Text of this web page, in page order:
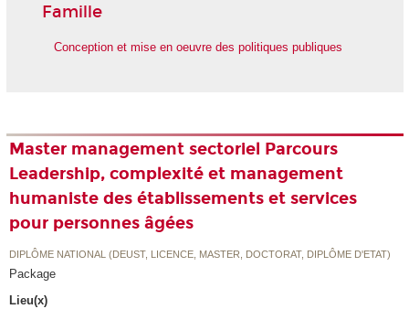
Famille
Conception et mise en oeuvre des politiques publiques
Master management sectoriel Parcours
Leadership, complexité et management
humaniste des établissements et services
pour personnes âgées
DIPLÔME NATIONAL (DEUST, LICENCE, MASTER, DOCTORAT, DIPLÔME D'ETAT)
Package
Lieu(x)